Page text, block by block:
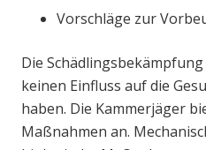
Vorschläge zur
Die
keinen Einfluss auf die
haben. Die Kammerjäger
Maßnahmen an.